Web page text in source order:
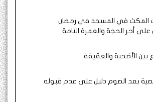
المكث في المسجد في رمضان
أجر الحجة والعمرة التامة
بين الأضحية والعقيقة
بعد الصوم دليل على عدم قبوله